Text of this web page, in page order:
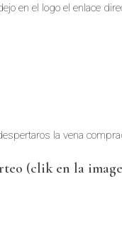
en el logo el enlace
la vena
(clik en la